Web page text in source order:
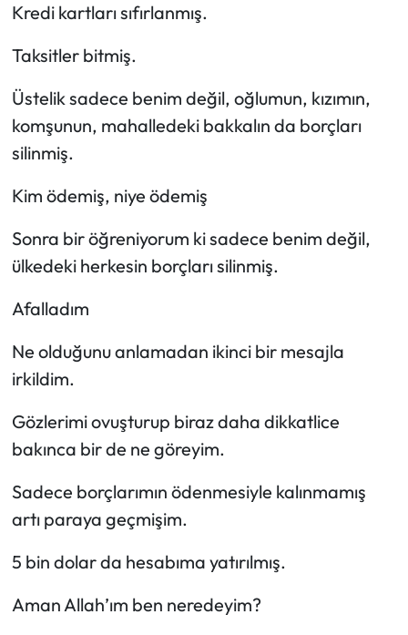
Kredi kartları sıfırlanmış.
Taksitler bitmiş.
Üstelik sadece benim değil, oğlumun, kızımın,
komşunun, mahalledeki bakkalın da borçları
silinmiş.
Kim ödemiş, niye ödemiş
Sonra bir öğreniyorum ki sadece benim değil,
ülkedeki herkesin borçları silinmiş.
Afalladım
Ne olduğunu anlamadan ikinci bir mesajla
irkildim.
Gözlerimi ovuşturup biraz daha dikkatlice
bakınca bir de ne göreyim.
Sadece borçlarımın ödenmesiyle kalınmamış
artı paraya geçmişim.
5 bin dolar da hesabıma yatırılmış.
Aman Allah’ım ben neredeyim?
Spor Yazıları
Mektup Galeri
Ekonomi
Sağlık
Turizm
Teknoloji